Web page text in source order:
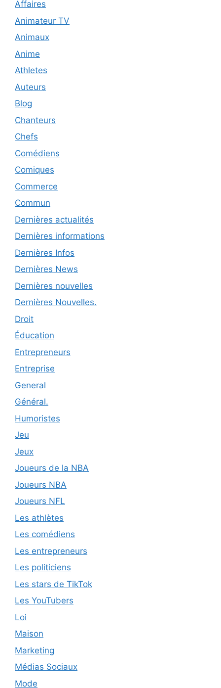
Affaires
Animateur TV
Animaux
Anime
Athletes
Auteurs
Blog
Chanteurs
Chefs
Comédiens
Comiques
Commerce
Commun
Dernières actualités
Dernières informations
Dernières Infos
Dernières News
Dernières nouvelles
Dernières Nouvelles.
Droit
Éducation
Entrepreneurs
Entreprise
General
Général.
Humoristes
Jeu
Jeux
Joueurs de la NBA
Joueurs NBA
Joueurs NFL
Les athlètes
Les comédiens
Les entrepreneurs
Les politiciens
Les stars de TikTok
Les YouTubers
Loi
Maison
Marketing
Médias Sociaux
Mode